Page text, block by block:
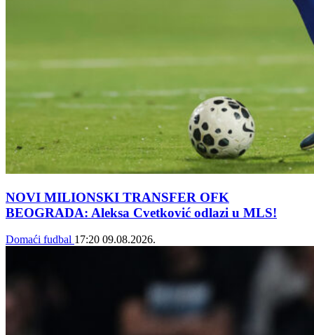
NOVI MILIONSKI TRANSFER OFK
BEOGRADA: Aleksa Cvetković odlazi u MLS!
Domaći fudbal 17:20 09.08.2026.